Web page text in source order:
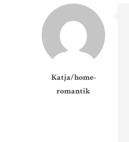
Katja/home-
romantik